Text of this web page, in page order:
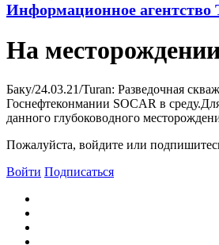
Информационное агентство
На
Баку/24.03.21/Turan: Разведочная
Госнефтеконмании SOCAR в
данного глубоководного
Пожалуйста, войдите или
Войти Подписаться